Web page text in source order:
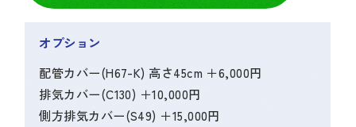
オプション
配管カバー(H67-K) 高さ45cm ＋6,000円
排気カバー(C130) ＋10,000円
側方排気カバー(S49) ＋15,000円